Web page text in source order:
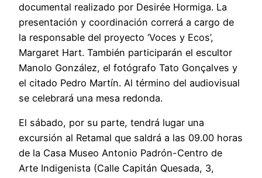
documental realizado por Desirée Hormiga. La
presentación y coordinación correrá a cargo de
la responsable del proyecto ‘Voces y Ecos’,
Margaret Hart. También participarán el escultor
Manolo González, el fotógrafo Tato Gonçalves y
el citado Pedro Martín. Al término del audiovisual
se celebrará una mesa redonda.
El sábado, por su parte, tendrá lugar una
excursión al Retamal que saldrá a las 09.00 horas
de la Casa Museo Antonio Padrón-Centro de
Arte Indigenista (Calle Capitán Quesada, 3,